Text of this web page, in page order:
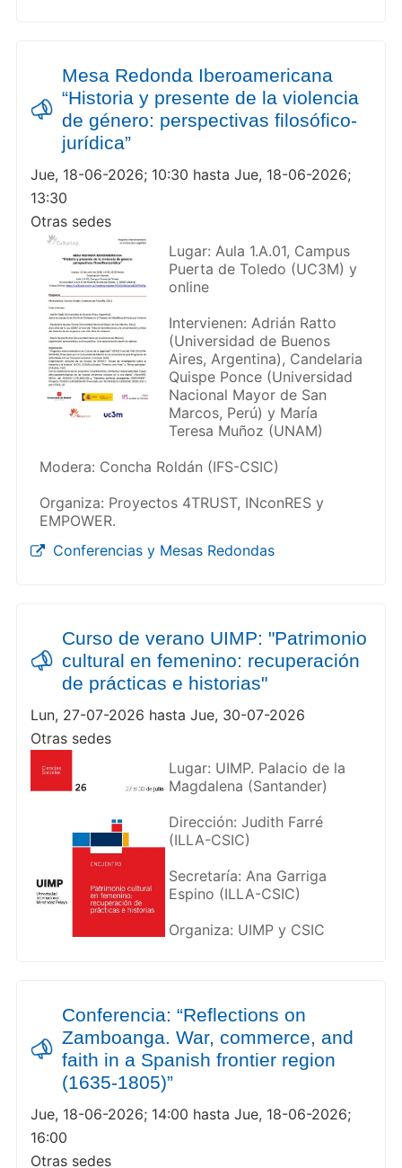
Mesa Redonda Iberoamericana
“Historia y presente de la violencia
de género: perspectivas filosófico-
jurídica”
Jue, 18-06-2026; 10:30 hasta Jue, 18-06-2026;
13:30
Otras sedes
Lugar: Aula 1.A.01, Campus
Puerta de Toledo (UC3M) y
online
Intervienen: Adrián Ratto
(Universidad de Buenos
Aires, Argentina), Candelaria
Quispe Ponce (Universidad
Nacional Mayor de San
Marcos, Perú) y María
Teresa Muñoz (UNAM)
Modera: Concha Roldán (IFS-CSIC)
Organiza: Proyectos 4TRUST, INconRES y
EMPOWER.
Conferencias y Mesas Redondas
Curso de verano UIMP: "Patrimonio
cultural en femenino: recuperación
de prácticas e historias"
Lun, 27-07-2026 hasta Jue, 30-07-2026
Otras sedes
Lugar: UIMP. Palacio de la
Magdalena (Santander)
Dirección: Judith Farré
(ILLA-CSIC)
Secretaría: Ana Garriga
Espino (ILLA-CSIC)
Organiza: UIMP y CSIC
Conferencia: “Reflections on
Zamboanga. War, commerce, and
faith in a Spanish frontier region
(1635-1805)”
Jue, 18-06-2026; 14:00 hasta Jue, 18-06-2026;
16:00
Otras sedes